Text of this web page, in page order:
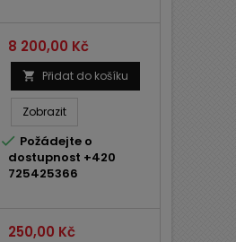
Cena
8 200,00 Kč
 Přidat do košíku
Zobrazit
 Požádejte o
dostupnost +420
725425366
Cena
250,00 Kč